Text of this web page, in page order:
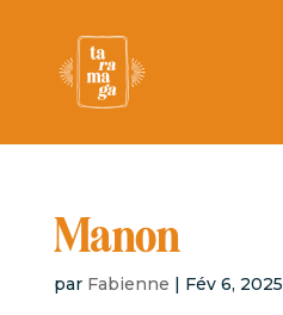
Manon
par Fabienne | Fév 6, 2025